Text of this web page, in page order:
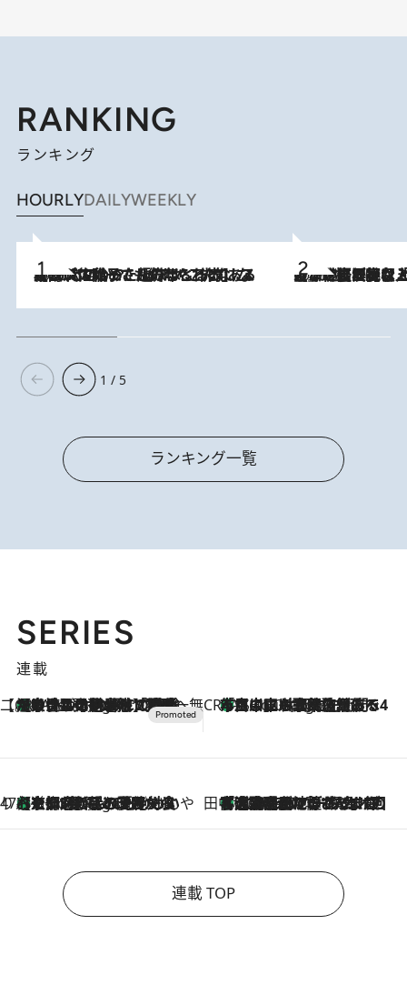
RANKING
ランキング
HOURLYDAILYWEEKLY
2026.8.5
【阿川佐和子さんの年とる力】なぜ70代で始めた趣味は“こんなに楽しい”のか？ ピアノ、俳句…スランプに陥っても続けられる“ある秘訣”とは 2026.8.5
【なぜ吉沢亮は「気配を消せる」のか？】興行収入208億の『国宝』を経て挑むミュージカル『ディア・エヴァン・ハンセン』。トップ俳優が舞台上でさらけ出した“孤独”とは
1 / 5
ランキング一覧
SERIES
連載
【CREA×星野リゾート】唯一無二。癒しと発見が待つ場所へ
6 Hours Ago
【トンボの足水浴】ヒノキの香りに包まれて涼感マックス！約13℃の湧水かけ流しを避暑地「星野温泉 トンボの湯」で体験 CREA'S CHOICE
8 Hours Ago
「立川にも歌舞伎があるんだよ」 片岡仁左衛門・市川中車ら豪華座組みで4年目の立川立飛歌舞伎へ
47都道府県の手みやげ ひんやりスイーツで夏を満喫
8 Hours Ago
【京都府】この夏絶対食べたい 冷やしておいしいおやつ3選 ひと口目から心を掴む新緑のテリーヌ 田中稲の勝手に再ブーム
2026.8.7
「湘南乃風に憧れて」観客大盛上がりの“タオル回し”に、ラッパー顔負けの高速歌唱まで…さだまさし（74）のアグレッシブすぎる現在地
連載 TOP